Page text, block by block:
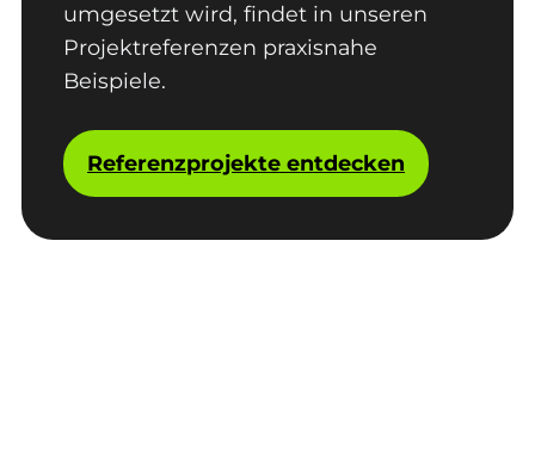
umgesetzt wird, findet in unseren
Projektreferenzen praxisnahe
Beispiele.
Referenzprojekte entdecken